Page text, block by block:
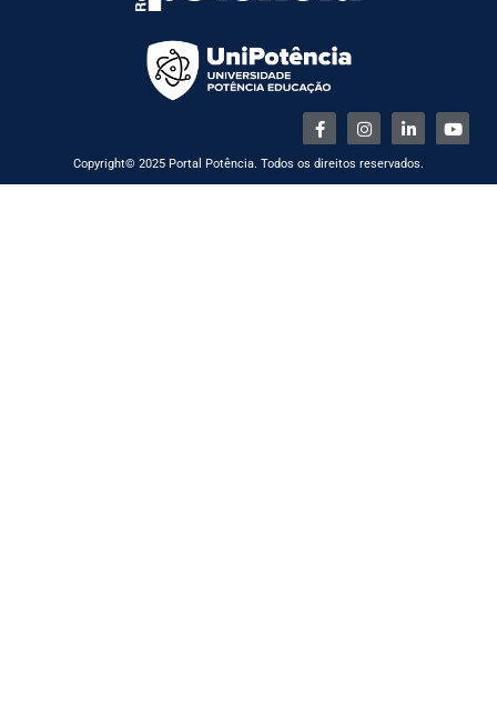
Copyright© 2025 Portal Potência. Todos os direitos reservados.